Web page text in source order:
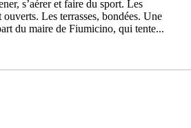
s’aérer et faire du sport. Les
ouverts. Les terrasses, bondées. Une
du maire de Fiumicino, qui tente...